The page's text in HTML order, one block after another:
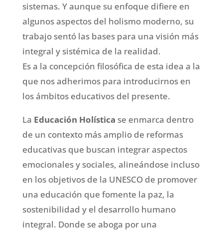
sistemas. Y aunque su enfoque difiere en
algunos aspectos del holismo moderno, su
trabajo sentó las bases para una visión más
integral y sistémica de la realidad.
Es a la concepción filosófica de esta idea a la
que nos adherimos para introducirnos en
los ámbitos educativos del presente.
La Educación Holística se enmarca dentro
de un contexto más amplio de reformas
educativas que buscan integrar aspectos
emocionales y sociales, alineándose incluso
en los objetivos de la UNESCO de promover
una educación que fomente la paz, la
sostenibilidad y el desarrollo humano
integral. Donde se aboga por una